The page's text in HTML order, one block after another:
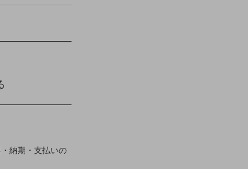
納期・支払いの